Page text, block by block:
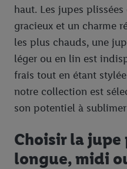
haut. Les jupes
gracieux et un charme
les plus chauds, une
léger ou en lin est
frais tout en étant
notre collection est
son potentiel à
Choisir la
longue, midi